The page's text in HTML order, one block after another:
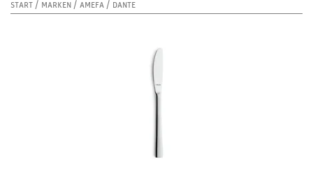
START MARKEN AMEFA DANTE